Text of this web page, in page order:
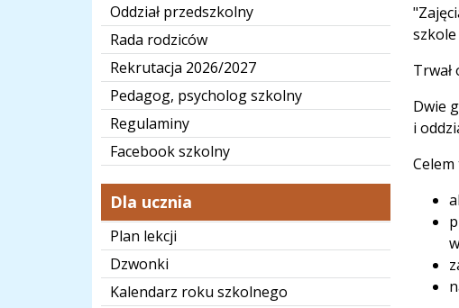
Oddział przedszkolny
Rada rodziców
Rekrutacja 2026/2027
Pedagog, psycholog szkolny
Regulaminy
Facebook szkolny
Dla ucznia
Plan lekcji
Dzwonki
Kalendarz roku szkolnego
Trwał
Dwie
i
Celem